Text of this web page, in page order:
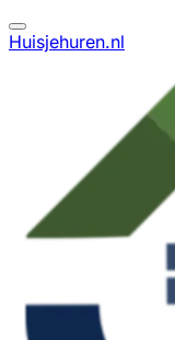
Huisjehuren.nl